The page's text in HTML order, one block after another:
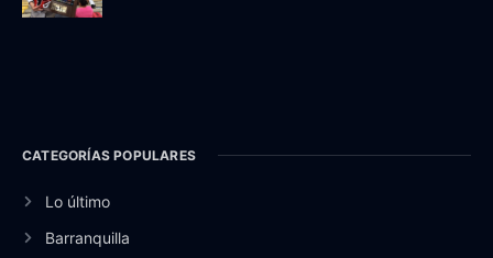
CATEGORÍAS POPULARES
Lo último
Barranquilla